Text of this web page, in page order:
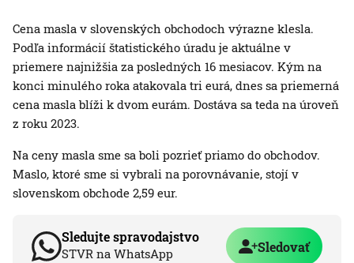
Cena masla v slovenských obchodoch výrazne klesla.
Podľa informácií štatistického úradu je aktuálne v
priemere najnižšia za posledných 16 mesiacov. Kým na
konci minulého roka atakovala tri eurá, dnes sa priemerná
cena masla blíži k dvom eurám. Dostáva sa teda na úroveň
z roku 2023.
Na ceny masla sme sa boli pozrieť priamo do obchodov.
Maslo, ktoré sme si vybrali na porovnávanie, stojí v
slovenskom obchode 2,59 eur.
Sledujte spravodajstvo
STVR na WhatsApp Sledovať